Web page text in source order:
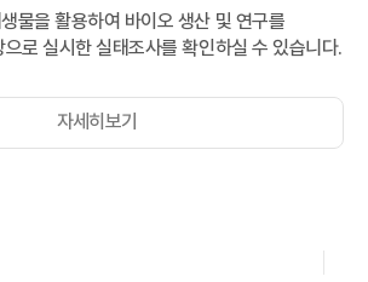
물을 활용하여 바이오 생산 및 연구를
로 실시한 실태조사를 확인하실 수 있습니다.
자세히보기